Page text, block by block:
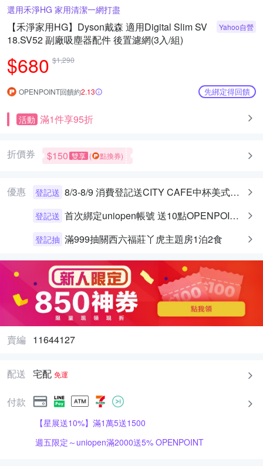
選用禾淨HG 家用清潔一網打盡
【禾淨家用HG】Dyson戴森 適用Digital Slim SV
18.SV52 副廠吸塵器配件 後置濾網(3入/組)
$680 $1,290
Yahoo自營
OPENPOINT回饋約2.13 先綁定得回饋
活動 滿1件享95折
折價券 $150 雙享 ( 點換券)
優惠 登記送 8/3-8/9 消費登記送CITY CAFE中杯美式乙杯
登記送 首次綁定uniopen帳號 送10點OPENPOINT+統一布丁一個
登記抽 滿999抽關西六福莊丫虎主題房1泊2食
賣編 11644127
配送 宅配 免運
付款
【星展送10%】滿1萬5送1500
週五限定～uniopen滿2000送5% OPENPOINT